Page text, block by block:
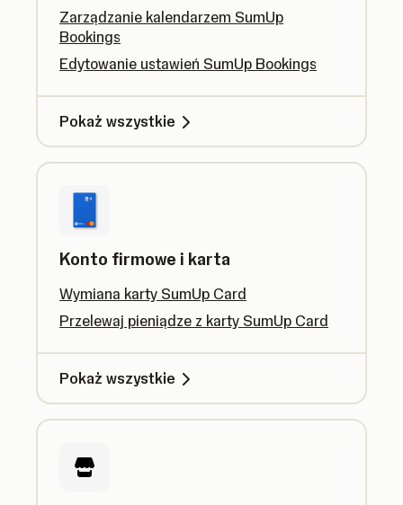
Zarządzanie kalendarzem SumUp
Bookings
Edytowanie ustawień SumUp Bookings
Pokaż wszystkie
Konto firmowe i karta
Wymiana karty SumUp Card
Przelewaj pieniądze z karty SumUp Card
Pokaż wszystkie